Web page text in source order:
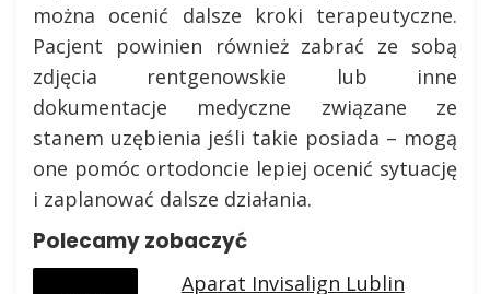
można ocenić dalsze kroki terapeutyczne.
Pacjent powinien również zabrać ze sobą
zdjęcia rentgenowskie lub inne
dokumentacje medyczne związane ze
stanem uzębienia jeśli takie posiada – mogą
one pomóc ortodoncie lepiej ocenić sytuację
i zaplanować dalsze działania.
Polecamy zobaczyć
Aparat Invisalign Lublin